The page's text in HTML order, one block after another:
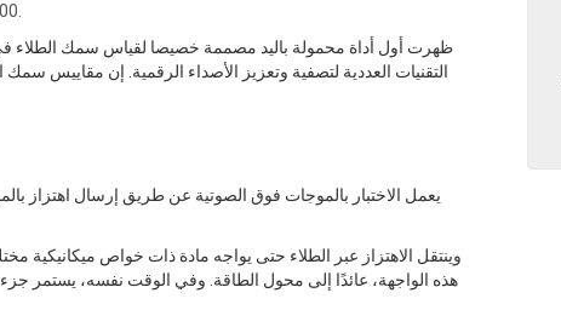
يعمل الاختبار بالموجات فوق الصوتية عن طريق إرسال اهتزاز
وينتقل الاهتزاز عبر الطلاء حتى يواجه مادة ذات خواص ميكانيكية